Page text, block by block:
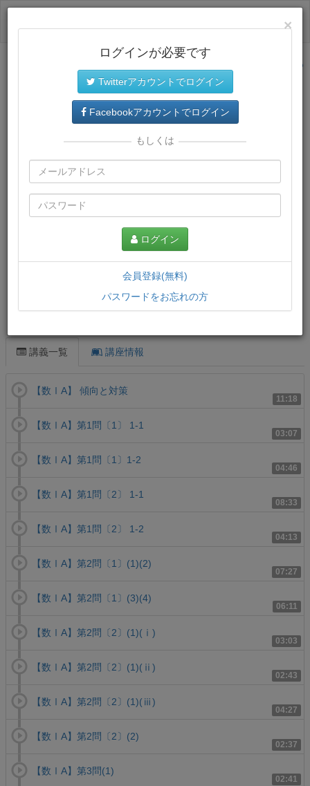
サイトトップに戻る
プレミアム会員では、教材がダウンロードでき、快適な動画
再生環境が提供されます。
講義一覧 講座情報
11:18
【数ⅠA】 傾向と対策
03:07
【数ⅠA】第1問〔1〕 1-1
04:46
【数ⅠA】第1問〔1〕1-2
08:33
【数ⅠA】第1問〔2〕 1-1
04:13
【数ⅠA】第1問〔2〕 1-2
07:27
【数ⅠA】第2問〔1〕(1)(2)
06:11
【数ⅠA】第2問〔1〕(3)(4)
03:03
【数ⅠA】第2問〔2〕(1)(ⅰ)
02:43
【数ⅠA】第2問〔2〕(1)(ⅱ)
04:27
【数ⅠA】第2問〔2〕(1)(ⅲ)
02:37
【数ⅠA】第2問〔2〕(2)
02:41
【数ⅠA】第3問(1)
×
ログインが必要です
Twitterアカウントでログイン
Facebookアカウントでログイン
もしくは
ログイン
会員登録(無料)
パスワードをお忘れの方